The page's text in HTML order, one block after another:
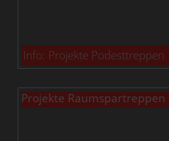
Info: Projekte Podesttreppen
Projekte Raumspartreppen